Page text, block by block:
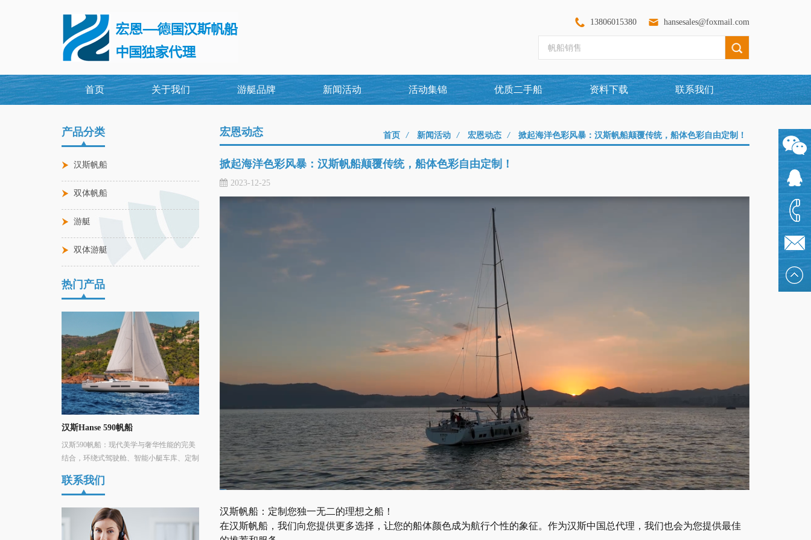
13806015380 hansesales@foxmail.com
首页 关于我们 游艇品牌 新闻活动 活动集锦 优质二手船 资料下载 联系我们
产品分类
汉斯帆船
双体帆船
游艇
双体游艇
热门产品
与奢华性能的完美
能小艇车库、定制
汉斯Hanse 360帆船
HANSE 360是一款集卓越性能、舒适性和
易于操作为一体的现代时尚帆船，适合巡航
汉斯Hanse 460进口帆船
汉斯Hanse 460帆船——一眼便爱上了！彻
底创新，灵活而宽敞。 新款汉斯Hanse 460
以其悠久而成功的历史为基础。
联系我们
宏恩动态 首页 / 新闻活动 / 宏恩动态 / 掀起海洋色彩风暴：汉斯帆船颠覆传统，船体色彩自由定制！
掀起海洋色彩风暴：汉斯帆船颠覆传统，船体色彩自由定制！
2023-12-25
汉斯帆船：定制您独一无二的理想之船！
在汉斯帆船，我们向您提供更多选择，让您的船体颜色成为航行个性的象征。作为汉斯中国总代理，我们也会为您提供最佳